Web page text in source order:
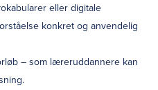
eller digitale
konkret og anvendelig
– som læreruddannere kan